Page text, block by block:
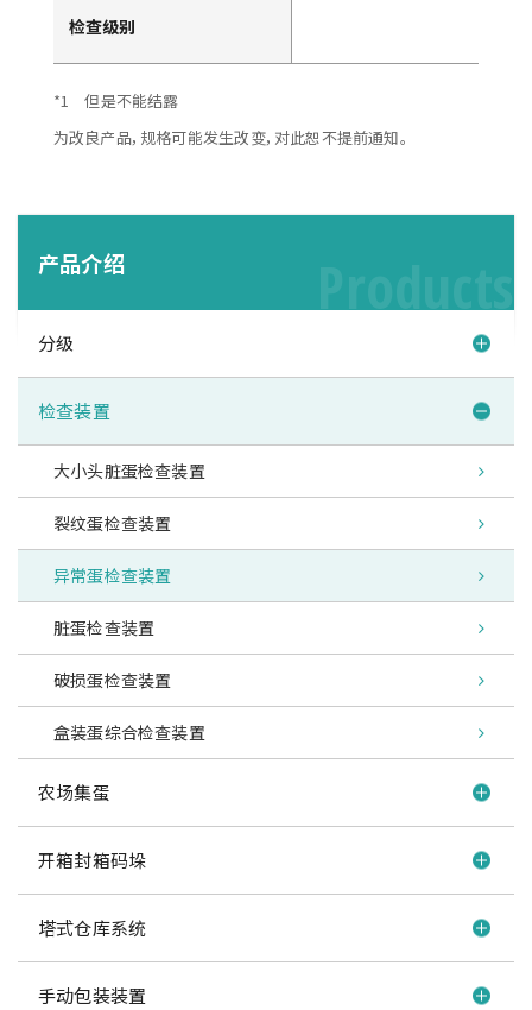
检查级别
*1 但是不能结露
为改良产品，规格可能发生改变，对此恕不提前通知。
产品介绍
分级
检查装置
大小头脏蛋检查装置
裂纹蛋检查装置
异常蛋检查装置
脏蛋检查装置
破损蛋检查装置
盒装蛋综合检查装置
农场集蛋
开箱封箱码垛
塔式仓库系统
手动包装装置